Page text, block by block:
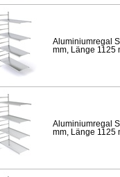
Aluminiumregal
mm, Länge 1125
Aluminiumregal
mm, Länge 1125